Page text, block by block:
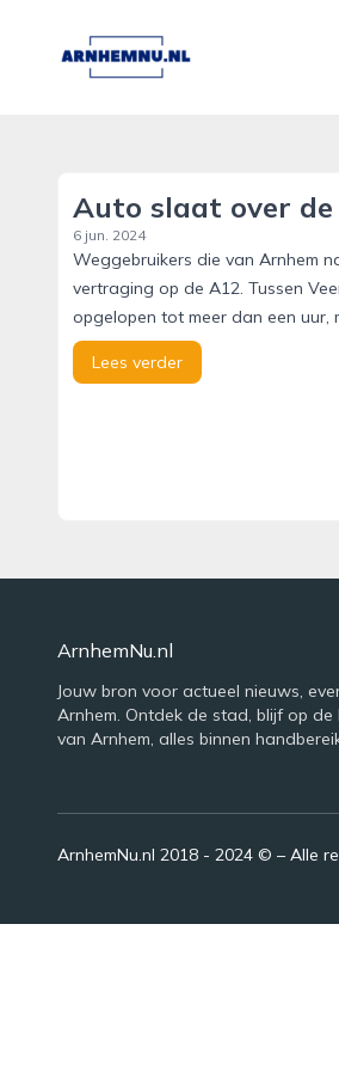
arnhemnu.nl
Auto slaat over
6 jun. 2024
Weggebruikers die van Arnhem
vertraging op de A12. Tussen
opgelopen tot meer dan een uur,
Lees verder
ArnhemNu.nl
Jouw bron voor actueel nieuws,
Arnhem. Ontdek de stad, blijf op
van Arnhem, alles binnen
ArnhemNu.nl 2018 - 2024 © – Alle